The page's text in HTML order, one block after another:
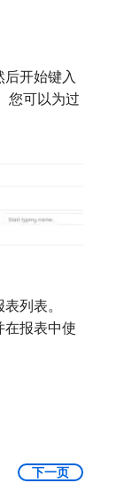
后开始键入
您可以为过
列表。
在报表中使
下一页